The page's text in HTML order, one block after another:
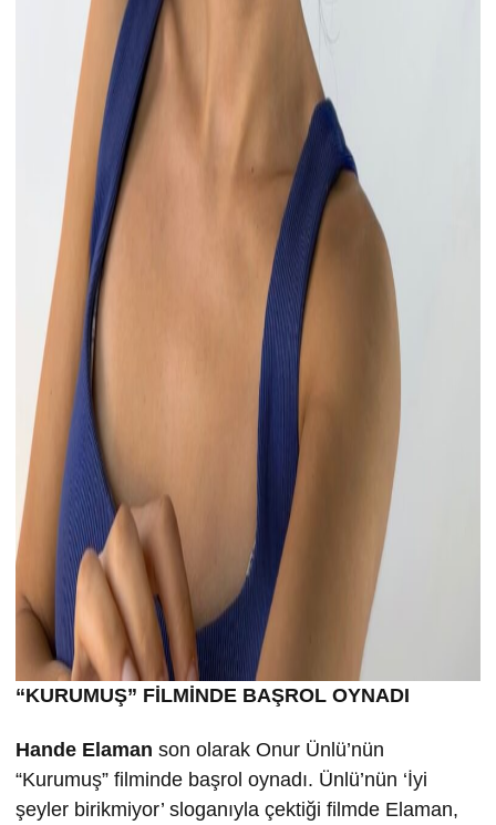
“KURUMUŞ” FİLMİNDE BAŞROL OYNADI
Hande Elaman son olarak Onur Ünlü’nün
“Kurumuş” filminde başrol oynadı. Ünlü’nün ‘İyi
şeyler birikmiyor’ sloganıyla çektiği filmde Elaman,